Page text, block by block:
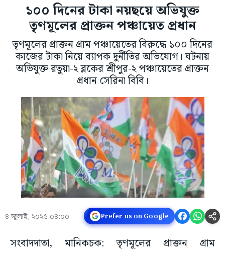
১০০ দিনের টাকা নয়ছয়ে অভিযুক্ত
তৃণমূলের প্রাক্তন পঞ্চায়েত প্রধান
তৃণমূলের প্রাক্তন গ্রাম পঞ্চায়েতের বিরুদ্ধে ১০০ দিনের
কাজের টাকা নিয়ে ব্যাপক দুর্নীতির অভিযোগ। ঘটনায়
অভিযুক্ত রতুয়া-২ ব্লকের শ্রীপুর-২ পঞ্চায়েতের প্রাক্তন
প্রধান সেরিনা বিবি।
৪ জুলাই, ২০২৫ ০৪:০০ Prefer us on Google
সংবাদদাতা, মানিকচক: তৃণমূলের প্রাক্তন গ্রাম